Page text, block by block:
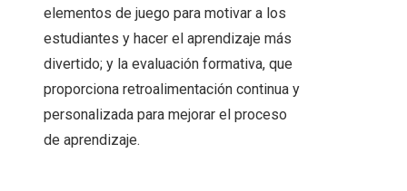
elementos de juego para motivar a los
estudiantes y hacer el aprendizaje más
divertido; y la evaluación formativa, que
proporciona retroalimentación continua y
personalizada para mejorar el proceso
de aprendizaje.